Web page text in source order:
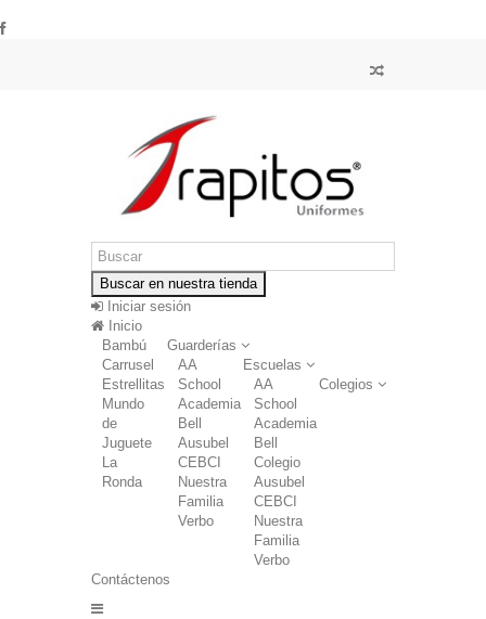
Buscar en nuestra tienda
Iniciar sesión
Inicio
Guarderías
Bambú
Carrusel
Estrellitas
Mundo
de
Juguete
La
Ronda
Escuelas
AA
School
Academia
Bell
Ausubel
CEBCI
Nuestra
Familia
Verbo
Colegios
AA
School
Academia
Bell
Colegio
Ausubel
CEBCI
Nuestra
Familia
Verbo
Contáctenos